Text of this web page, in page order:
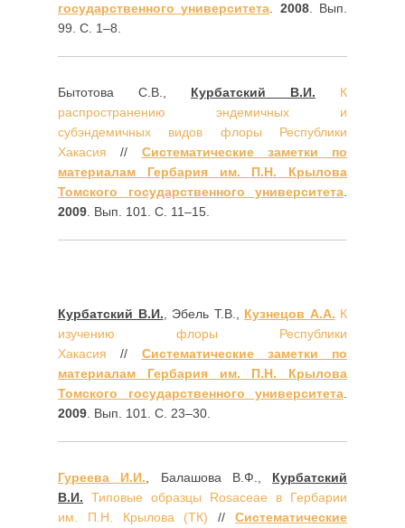
государственного университета. 2008. Вып.
99. С. 1–8.
Бытотова С.В., Курбатский В.И.
К
распространению эндемичных и
субэндемичных видов флоры Республики
Хакасия // Систематические заметки по
материалам Гербария им. П.Н. Крылова
Томского государственного университета.
2009. Вып. 101. С. 11–15.
Курбатский В.И., Эбель Т.В., Кузнецов А.А. К
изучению флоры Республики
Хакасия // Систематические заметки по
материалам Гербария им. П.Н. Крылова
Томского государственного университета.
2009. Вып. 101. С. 23–30.
Гуреева И.И., Балашова В.Ф., Курбатский
В.И.
Типовые образцы Rosaceae в Гербарии
им. П.Н. Крылова (ТК) //Систематические